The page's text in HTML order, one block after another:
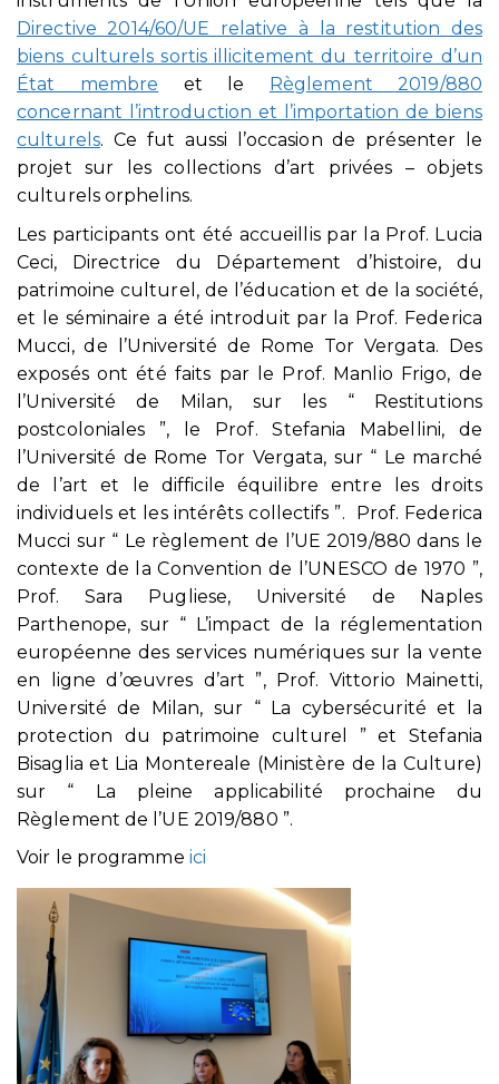
Directive 2014/60/UE relative à la restitution des
biens culturels sortis illicitement du territoire d’un
État membre et le Règlement 2019/880
concernant l’introduction et l’importation de biens
culturels. Ce fut aussi l’occasion de présenter le
projet sur les collections d’art privées – objets
culturels orphelins.
Les participants ont été accueillis par la Prof. Lucia
Ceci, Directrice du Département d’histoire, du
patrimoine culturel, de l’éducation et de la société,
et le séminaire a été introduit par la Prof. Federica
Mucci, de l’Université de Rome Tor Vergata. Des
exposés ont été faits par le Prof. Manlio Frigo, de
l’Université de Milan, sur les “ Restitutions
postcoloniales ”, le Prof. Stefania Mabellini, de
l’Université de Rome Tor Vergata, sur “ Le marché
de l’art et le difficile équilibre entre les droits
individuels et les intérêts collectifs ”. Prof. Federica
Mucci sur “ Le règlement de l’UE 2019/880 dans le
contexte de la Convention de l’UNESCO de 1970 ”,
Prof. Sara Pugliese, Université de Naples
Parthenope, sur “ L’impact de la réglementation
européenne des services numériques sur la vente
en ligne d’œuvres d’art ”, Prof. Vittorio Mainetti,
Université de Milan, sur “ La cybersécurité et la
protection du patrimoine culturel ” et Stefania
Bisaglia et Lia Montereale (Ministère de la Culture)
sur “ La pleine applicabilité prochaine du
Règlement de l’UE 2019/880 ”.
Voir le programme ici